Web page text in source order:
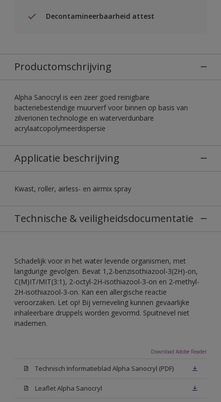
Decontamineerbaarheid attest
Productomschrijving
Alpha Sanocryl is een zeer goed reinigbare
bacteriebestendige muurverf voor binnen op basis van
zilverionen technologie en waterverdunbare
acrylaatcopolymeerdispersie
Applicatie beschrijving
Kwast, roller, airless- en airmix spray
Technische & veiligheidsdocumentatie
Schadelijk voor in het water levende organismen, met
langdurige gevolgen. Bevat 1,2-benzisothiazool-3(2H)-on,
C(M)IT/MIT(3:1), 2-octyl-2H-isothiazool-3-on en 2-methyl-
2H-isothiazool-3-on. Kan een allergische reactie
veroorzaken. Let op! Bij verneveling kunnen gevaarlijke
inhaleerbare druppels worden gevormd. Spuitnevel niet
inademen.
Download Adobe Reader
Technisch Informatieblad Alpha Sanocryl (PDF)
Leaflet Alpha Sanocryl